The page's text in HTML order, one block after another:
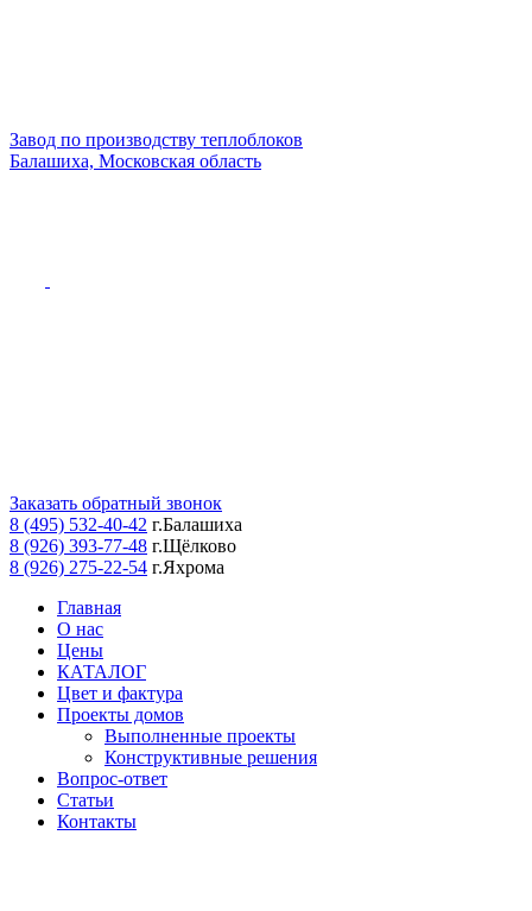
Завод по производству теплоблоков
Балашиха, Московская область
Заказать обратный звонок
8 (495) 532-40-42 г.Балашиха
8 (926) 393-77-48 г.Щёлково
8 (926) 275-22-54 г.Яхрома
Главная
О нас
Цены
КАТАЛОГ
Цвет и фактура
Проекты домов
Выполненные проекты
Конструктивные решения
Вопрос-ответ
Статьи
Контакты